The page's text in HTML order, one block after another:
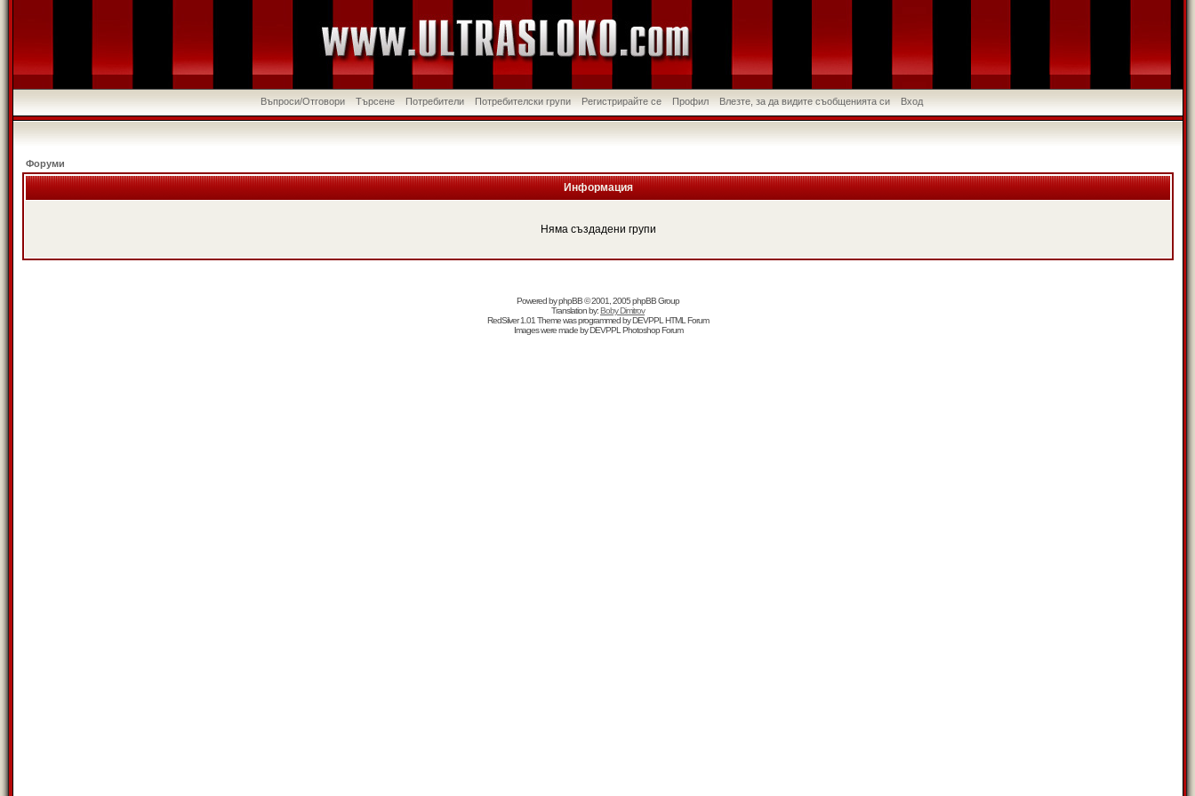
Въпроси/Отговори Търсене Потребители Потребителски групи Регистрирайте се Профил Влезте, за да видите съобщенията си Вход
Форуми
Информация
Няма създадени групи
Powered byphpBB© 2001, 2005 phpBB Group
Translation by:Boby Dimitrov
RedSilver 1.01 Theme was programmed byDEVPPL HTML Forum
Images were made byDEVPPL Photoshop Forum